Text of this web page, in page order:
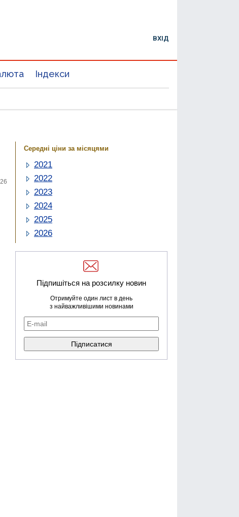
ВХІД
Індекси
Середні ціни за місяцями
2021
2022
2023
2024
2025
2026
Підпишіться на розсилку новин
Отримуйте один лист в день
з найважливішими новинами